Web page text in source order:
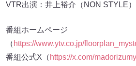
VTR出演：井上裕介（NON STYLE
番組ホームページ
（ https://www.ytv.co.jp/
番組公式X（ https://x.com/